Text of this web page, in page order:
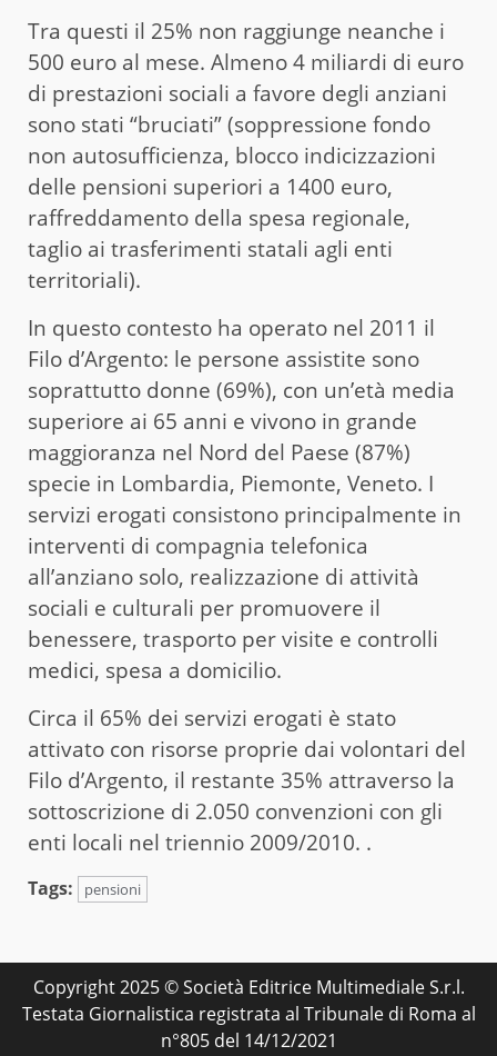
Tra questi il 25% non raggiunge neanche i
500 euro al mese. Almeno 4 miliardi di euro
di prestazioni sociali a favore degli anziani
sono stati “bruciati” (soppressione fondo
non autosufficienza, blocco indicizzazioni
delle pensioni superiori a 1400 euro,
raffreddamento della spesa regionale,
taglio ai trasferimenti statali agli enti
territoriali).
In questo contesto ha operato nel 2011 il
Filo d’Argento: le persone assistite sono
soprattutto donne (69%), con un’età media
superiore ai 65 anni e vivono in grande
maggioranza nel Nord del Paese (87%)
specie in Lombardia, Piemonte, Veneto. I
servizi erogati consistono principalmente in
interventi di compagnia telefonica
all’anziano solo, realizzazione di attività
sociali e culturali per promuovere il
benessere, trasporto per visite e controlli
medici, spesa a domicilio.
Circa il 65% dei servizi erogati è stato
attivato con risorse proprie dai volontari del
Filo d’Argento, il restante 35% attraverso la
sottoscrizione di 2.050 convenzioni con gli
enti locali nel triennio 2009/2010. .
Tags: pensioni
Copyright 2025 © Società Editrice Multimediale S.r.l.
Testata Giornalistica registrata al Tribunale di Roma al
n°805 del 14/12/2021